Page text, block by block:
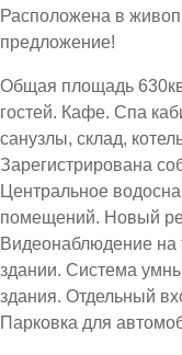
Расположена в
предложение!
Общая площадь
гостей. Кафе. Спа
санузлы, склад,
Зарегистрирована
Центральное
помещений. Новый
Видеонаблюдение на
здании. Система
здания. Отдельный
Парковка для